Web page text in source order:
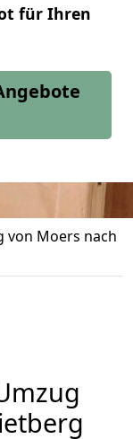
für Ihren
von Moers nach